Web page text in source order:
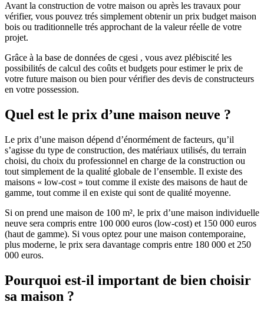
Avant la construction de votre maison ou après les travaux pour
vérifier, vous pouvez trés simplement obtenir un prix budget maison
bois ou traditionnelle trés approchant de la valeur réelle de votre
projet.
Grâce à la base de données de cgesi , vous avez plébiscité les
possibilités de calcul des coûts et budgets pour estimer le prix de
votre future maison ou bien pour vérifier des devis de constructeurs
en votre possession.
Quel est le prix d’une maison neuve ?
Le prix d’une maison dépend d’énormément de facteurs, qu’il
s’agisse du type de construction, des matériaux utilisés, du terrain
choisi, du choix du professionnel en charge de la construction ou
tout simplement de la qualité globale de l’ensemble. Il existe des
maisons « low-cost » tout comme il existe des maisons de haut de
gamme, tout comme il en existe qui sont de qualité moyenne.
Si on prend une maison de 100 m², le prix d’une maison individuelle
neuve sera compris entre 100 000 euros (low-cost) et 150 000 euros
(haut de gamme). Si vous optez pour une maison contemporaine,
plus moderne, le prix sera davantage compris entre 180 000 et 250
000 euros.
Pourquoi est-il important de bien choisir
sa maison ?